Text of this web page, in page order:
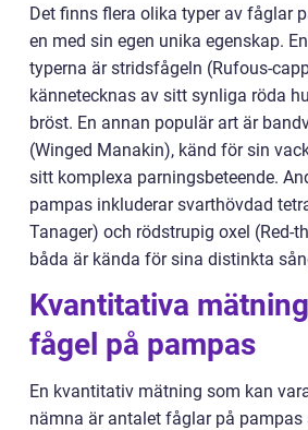
Det finns flera olika typer av fåglar
en med sin egen unika egenskap.
typerna är stridsfågeln (Rufous-
kännetecknas av sitt synliga röda
bröst. En annan populär art är
(Winged Manakin), känd för sin
sitt komplexa parningsbeteende.
pampas inkluderar svarthövdad
Tanager) och rödstrupig oxel (Red-
båda är kända för sina distinkta
Kvantitativa
fågel på pampas
En kvantitativ mätning som kan
nämna är antalet fåglar på pampas